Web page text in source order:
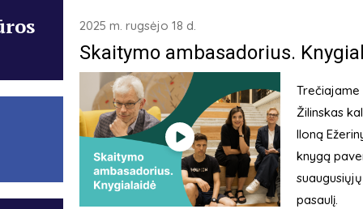
2025 m. rugsėjo 18 d.
Skaitymo ambasadorius.
Trečiajame
Žilinskas
Iloną
knygą
pasaulį.